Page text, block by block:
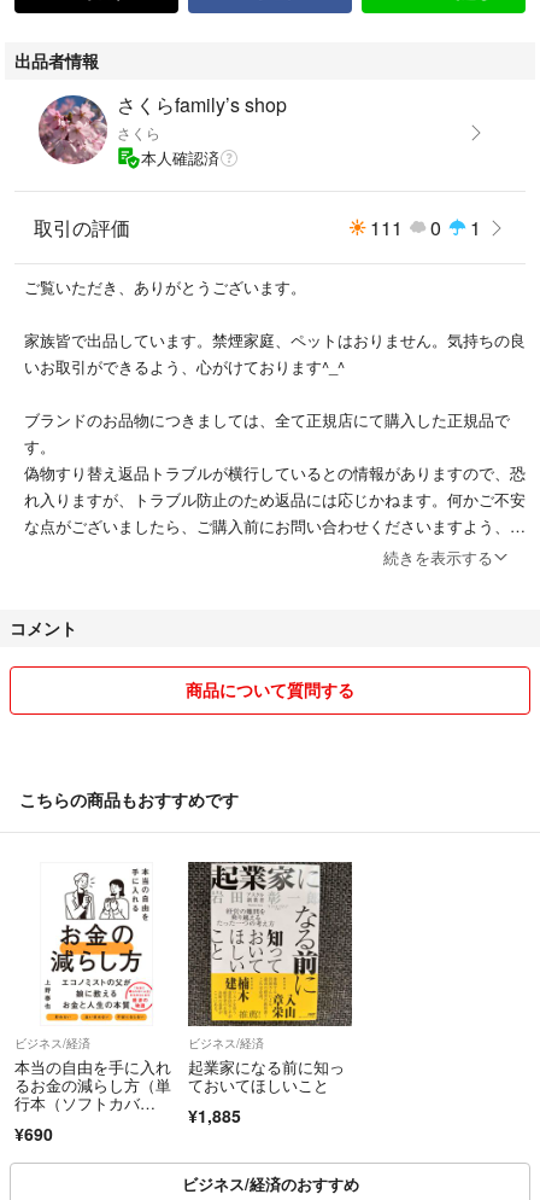
出品者情報
さくらfamily’s shop
さくら
本人確認済
取引の評価 111 0 1
ご覧いただき、ありがとうございます。
家族皆で出品しています。禁煙家庭、ペットはおりません。気持ちの良
いお取引ができるよう、心がけております^_^
ブランドのお品物につきましては、全て正規店にて購入した正規品で
す。
偽物すり替え返品トラブルが横行しているとの情報がありますので、恐
れ入りますが、トラブル防止のため返品には応じかねます。何かご不安
な点がございましたら、ご購入前にお問い合わせくださいますよう、よ
ざいますので、何卒ご了承ください。ご購入を検討されている場合は早
なお、発送に際しましては、段ボールや箱のリサイクルもさせていただ
どうぞよろしくお願いします。
続きを表示する
コメント
商品について質問する
こちらの商品もおすすめです
ビジネス/経済
本当の自由を手に入れ
るお金の減らし方（単
行本（ソフトカバ
¥690
ビジネス/経済
起業家になる前に知っ
ておいてほしいこと
¥1,885
ビジネス/経済のおすすめ